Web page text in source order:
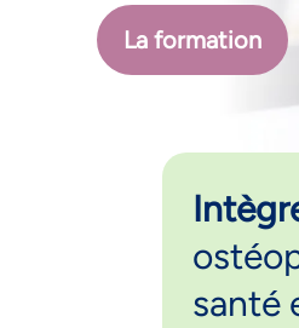
La formation
santé